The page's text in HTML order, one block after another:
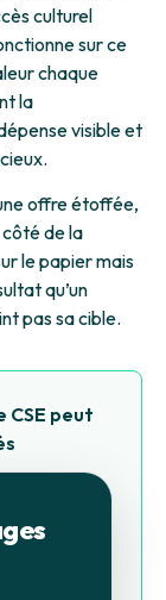
culturel
sur ce
chaque
la
visible et
offre étoffée,
de la
le papier mais
qu’un
pas sa cible.
CSE peut